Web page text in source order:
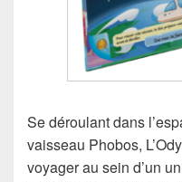
Se déroulant dans
vaisseau Phobos,
voyager au sein d’un